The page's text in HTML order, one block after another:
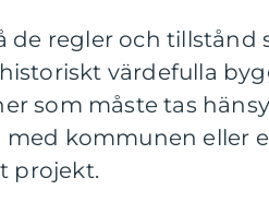
de regler och tillstånd
värdefulla
som måste tas
kommunen eller
projekt.